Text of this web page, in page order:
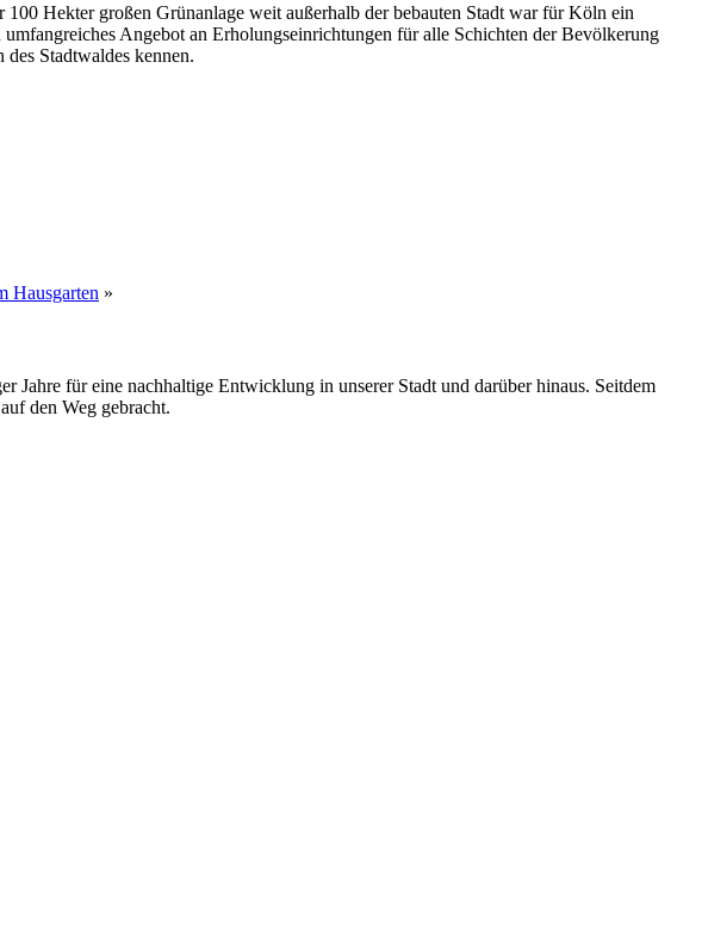
Hekter großen Grünanlage weit außerhalb der bebauten Stadt war für Köln ein
Angebot an Erholungseinrichtungen für alle Schichten der Bevölkerung
Stadtwaldes kennen.
Hausgarten »
für eine nachhaltige Entwicklung in unserer Stadt und darüber hinaus. Seitdem
den Weg gebracht.